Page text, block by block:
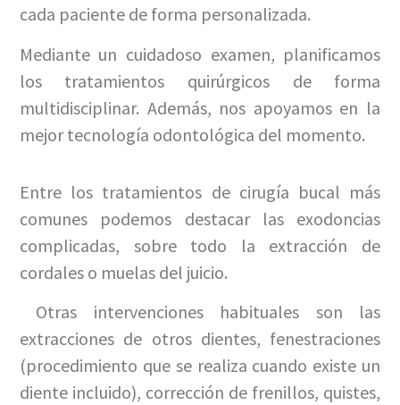
cada paciente de forma personalizada.
Mediante un cuidadoso examen, planificamos
los tratamientos quirúrgicos de forma
multidisciplinar. Además, nos apoyamos en la
mejor tecnología odontológica del momento.
Entre los tratamientos de cirugía bucal más
comunes podemos destacar las exodoncias
complicadas, sobre todo la extracción de
cordales o muelas del juicio.
Otras intervenciones habituales son las
extracciones de otros dientes, fenestraciones
(procedimiento que se realiza cuando existe un
diente incluido), corrección de frenillos, quistes,